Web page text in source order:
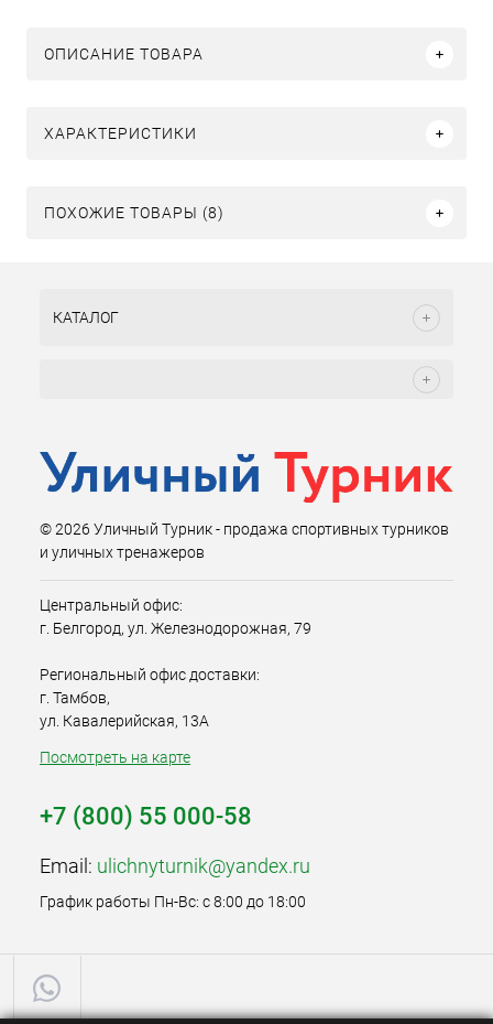
ОПИСАНИЕ ТОВАРА
ХАРАКТЕРИСТИКИ
ПОХОЖИЕ ТОВАРЫ (8)
КАТАЛОГ
© 2026 Уличный Турник - продажа спортивных турников
и уличных тренажеров
Центральный офис:
г. Белгород, ул. Железнодорожная, 79
Региональный офис доставки:
г. Тамбов,
ул. Кавалерийская, 13А
Посмотреть на карте
+7 (800) 55 000-58
Email: ulichnyturnik@yandex.ru
График работы Пн-Вс: с 8:00 до 18:00